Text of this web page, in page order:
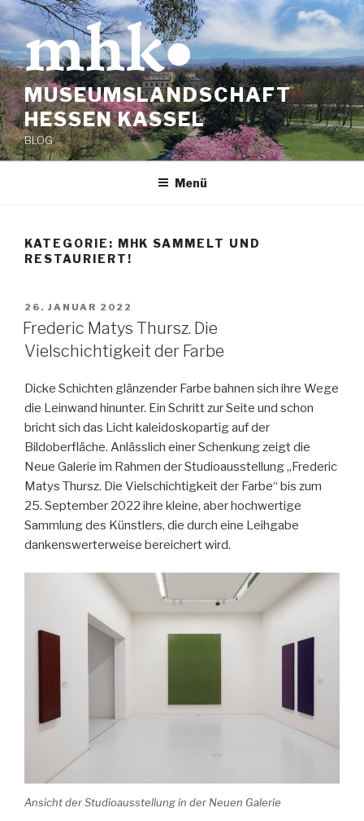
Zum
Inhalt
springen
MUSEUMSLANDSCHAFT
HESSEN KASSEL
BLOG
Menü
KATEGORIE: MHK SAMMELT UND
RESTAURIERT!
VERÖFFENTLICHT
AM
26. JANUAR 2022
Frederic Matys Thursz. Die
Vielschichtigkeit der Farbe
Dicke Schichten glänzender Farbe bahnen sich ihre Wege
die Leinwand hinunter. Ein Schritt zur Seite und schon
bricht sich das Licht kaleidoskopartig auf der
Bildoberfläche. Anlässlich einer Schenkung zeigt die
Neue Galerie im Rahmen der Studioausstellung „Frederic
Matys Thursz. Die Vielschichtigkeit der Farbe“ bis zum
25. September 2022 ihre kleine, aber hochwertige
Sammlung des Künstlers, die durch eine Leihgabe
dankenswerterweise bereichert wird.
Ansicht der Studioausstellung in der Neuen Galerie